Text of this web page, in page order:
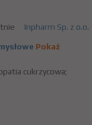
Inpharm Sp. z o.o.
Pokaż
cukrzycowa;